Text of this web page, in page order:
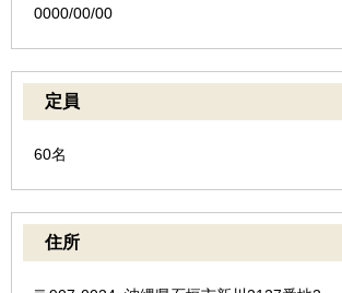
0000/00/00
定員
60名
住所